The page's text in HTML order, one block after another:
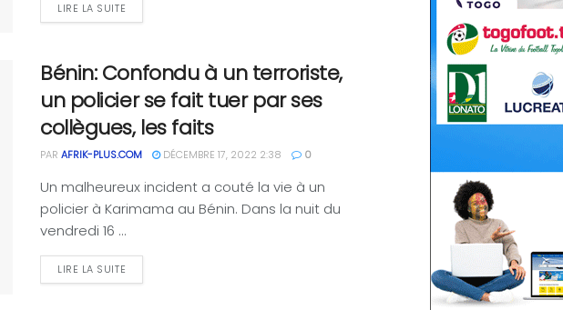
LIRE LA SUITE
Bénin: Confondu à un terroriste,
un policier se fait tuer par ses
collègues, les faits
PAR AFRIK-PLUS.COM DÉCEMBRE 17, 2022 2:38 0
Un malheureux incident a couté la vie à un
policier à Karimama au Bénin. Dans la nuit du
vendredi 16 ...
LIRE LA SUITE